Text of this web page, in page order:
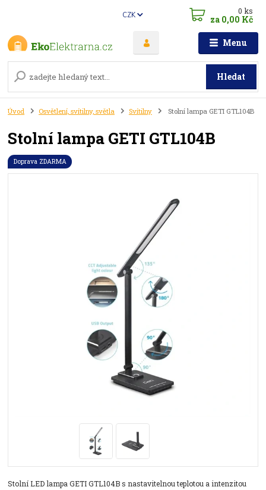
Menu
CZK
Hledat
0ks
za 0,00 Kč
Úvod Osvětlení, svítilny, světla Svítilny Stolní lampa GETI GTL104B
Stolní lampa GETI GTL104B
Doprava ZDARMA
Stolní LED lampa GETI GTL104B s nastavitelnou teplotou a intenzitou